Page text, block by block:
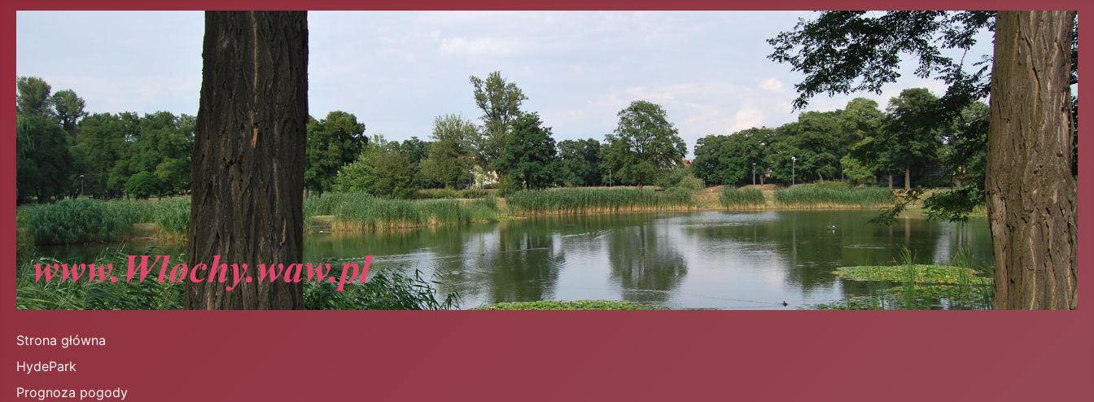
Strona główna
HydePark
Prognoza pogody